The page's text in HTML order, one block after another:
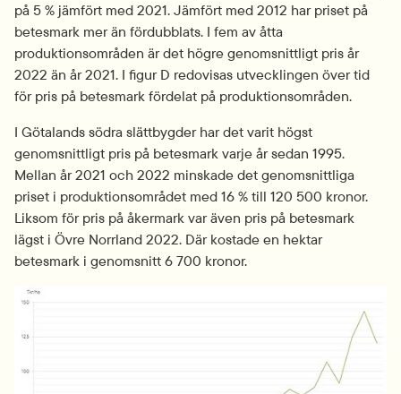
på 5 % jämfört med 2021. Jämfört med 2012 har priset på
betesmark mer än fördubblats. I fem av åtta
produktionsområden är det högre genomsnittligt pris år
2022 än år 2021. I figur D redovisas utvecklingen över tid
för pris på betesmark fördelat på produktionsområden.
I Götalands södra slättbygder har det varit högst
genomsnittligt pris på betesmark varje år sedan 1995.
Mellan år 2021 och 2022 minskade det genomsnittliga
priset i produktionsområdet med 16 % till 120 500 kronor.
Liksom för pris på åkermark var även pris på betesmark
lägst i Övre Norrland 2022. Där kostade en hektar
betesmark i genomsnitt 6 700 kronor.